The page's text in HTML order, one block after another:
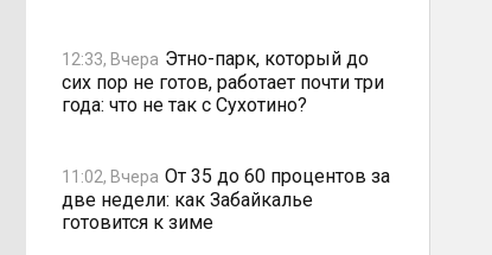
12:33, Вчера Этно-парк, который до
сих пор не готов, работает почти три
года: что не так с Сухотино?
11:02, Вчера От 35 до 60 процентов за
две недели: как Забайкалье
готовится к зиме